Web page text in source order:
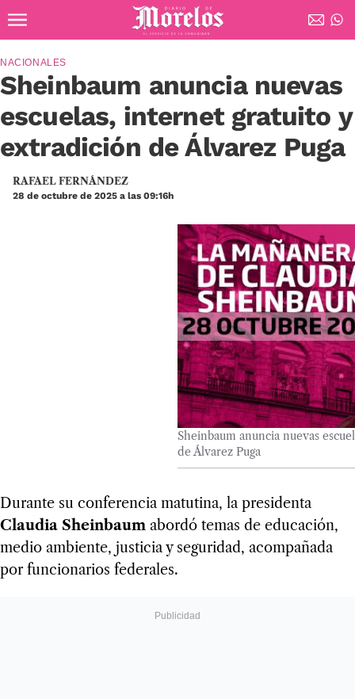
Diario de Morelos
Sheinbaum anuncia nuevas
escuelas, internet gratuito y
extradición de Álvarez Puga
NACIONALES
RAFAEL FERNÁNDEZ
28 de octubre de 2025 a las 09:16h
Sheinbaum anuncia nuevas
de Álvarez Puga
Durante su conferencia matutina, la presidenta
Claudia Sheinbaum abordó temas de educación,
medio ambiente, justicia y seguridad, acompañada
por funcionarios federales.